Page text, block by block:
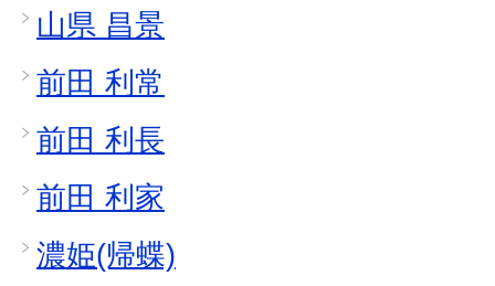
山県 昌景
前田 利常
前田 利長
前田 利家
濃姫(帰蝶)